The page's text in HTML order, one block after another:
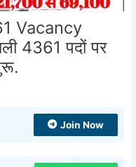
Vacancy
4361 पदों पर
Join Now